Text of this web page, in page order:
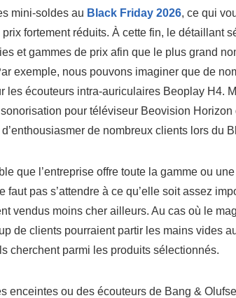
mini-soldes au Black Friday 2026, ce qui
fortement réduits. À cette fin, le détaillant
et gammes de prix afin que le plus grand
exemple, nous pouvons imaginer que de
les écouteurs intra-auriculaires Beoplay H4.
pour téléviseur Beovision Horizon
de nombreux clients lors du
que l’entreprise offre toute la gamme ou
faut pas s’attendre à ce qu’elle soit assez
vendus moins cher ailleurs. Au cas où le
de clients pourraient partir les mains vides
cherchent parmi les produits sélectionnés.
enceintes ou des écouteurs de Bang &